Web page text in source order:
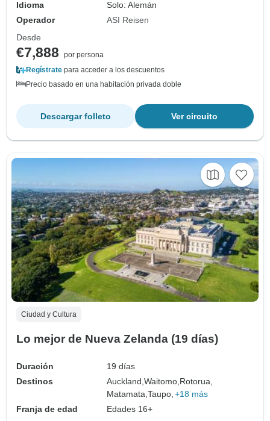
Idioma
Solo: Alemán
Operador
ASI Reisen
Desde
€7,888
por persona
Regístrate para acceder a los descuentos
Precio basado en una habitación privada doble
Ver circuito
Descargar folleto
Ciudad y Cultura
Lo mejor de Nueva Zelanda (19 días)
Duración
19 días
Destinos
Auckland,Waitomo, Rotorua,
Matamata,Taupo, +18 más
Franja de edad
Edades 16+